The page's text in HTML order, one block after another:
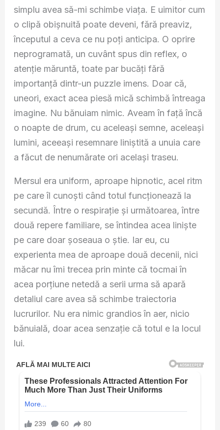
simplu avea să-mi schimbe viața. E uimitor cum
o clipă obișnuită poate deveni, fără preaviz,
începutul a ceva ce nu poți anticipa. O oprire
neprogramată, un cuvânt spus din reflex, o
atenție măruntă, toate par bucăți fără
importanță dintr-un puzzle imens. Doar că,
uneori, exact acea piesă mică schimbă întreaga
imagine. Nu bănuiam nimic. Aveam în față încă
o noapte de drum, cu aceleași semne, aceleași
lumini, aceeași resemnare liniștită a unuia care
a făcut de nenumărate ori același traseu.
Mersul era uniform, aproape hipnotic, acel ritm
pe care îl cunoști când totul funcționează la
secundă. Între o respirație și următoarea, între
două repere familiare, se întindea acea liniște
pe care doar șoseaua o știe. Iar eu, cu
experienta mea de aproape două decenii, nici
măcar nu îmi trecea prin minte că tocmai în
acea porțiune netedă a serii urma să apară
detaliul care avea să schimbe traiectoria
lucrurilor. Nu era nimic grandios în aer, nicio
bănuială, doar acea senzație că totul e la locul
lui.